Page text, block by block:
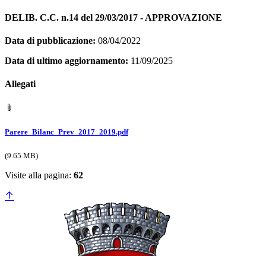
DELIB. C.C. n.14 del 29/03/2017 - APPROVAZIONE
Data di pubblicazione: 08/04/2022
Data di ultimo aggiornamento: 11/09/2025
Allegati
Parere_Bilanc_Prev_2017_2019.pdf
(9.65 MB)
Visite alla pagina: 62